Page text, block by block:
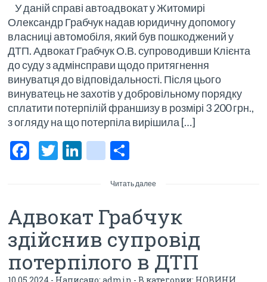
У даній справі автоадвокат у Житомирі
Олександр Грабчук надав юридичну допомогу
власниці автомобіля, який був пошкоджений у
ДТП. Адвокат Грабчук О.В. супроводивши Клієнта
до суду з адмінсправи щодо притягнення
винуватця до відповідальності. Після цього
винуватець не захотів у добровільному порядку
сплатити потерпілій франшизу в розмірі 3 200 грн.,
з огляду на що потерпіла вирішила […]
F
o
o
k
T
Li
n
bl
g
g
er
_p
os
р
а
в
и
ть
Читать далее
Адвокат Грабчук
здійснив супровід
потерпілого в ДТП
10.05.2024 - Написано:admin - В категории: НОВИНИ